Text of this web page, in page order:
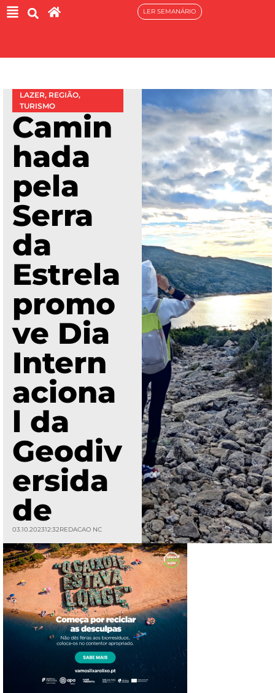
LER SEMANÁRIO
LAZER, REGIÃO,
TURISMO
Camin
hada
pela
Serra
da
Estrela
promo
ve Dia
Intern
aciona
l da
Geodiv
ersida
de
03.10.202312:32REDACAO NC